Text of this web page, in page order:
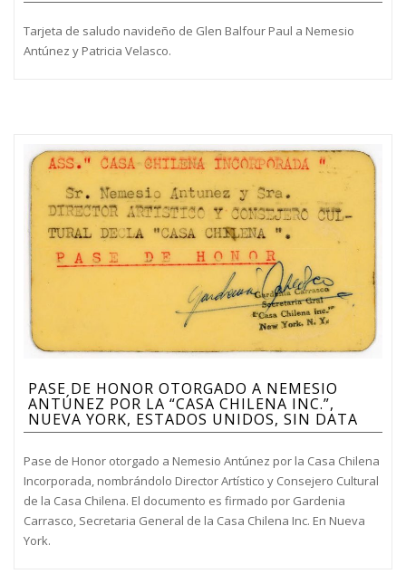
Tarjeta de saludo navideño de Glen Balfour Paul a Nemesio
Antúnez y Patricia Velasco.
PASE DE HONOR OTORGADO A NEMESIO
ANTÚNEZ POR LA “CASA CHILENA INC.”,
NUEVA YORK, ESTADOS UNIDOS, SIN DATA
Pase de Honor otorgado a Nemesio Antúnez por la Casa Chilena
Incorporada, nombrándolo Director Artístico y Consejero Cultural
de la Casa Chilena. El documento es firmado por Gardenia
Carrasco, Secretaria General de la Casa Chilena Inc. En Nueva
York.